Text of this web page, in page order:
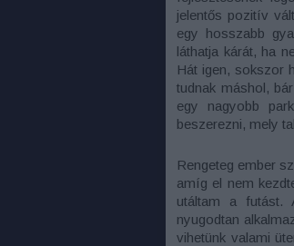
jelentős pozitív
egy hosszabb
láthatja kárát, ha
Hát igen, sokszor
tudnak máshol,
egy nagyobb
beszerezni, mely
Rengeteg ember
amíg el nem
utáltam a futást.
nyugodtan
vihetünk valami